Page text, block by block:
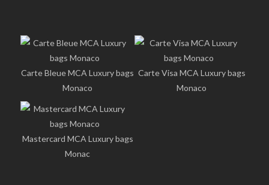
Carte Bleue MCA Luxury bags
Monaco
Carte Visa MCA Luxury bags
Monaco
Mastercard MCA Luxury bags
Monac